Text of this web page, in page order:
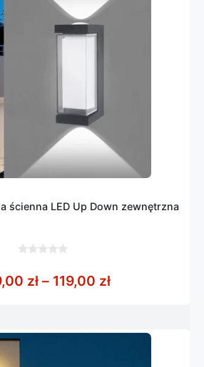
ścienna LED Up Down zewnętrzna
5 zł – 119,00 złZakres cen: